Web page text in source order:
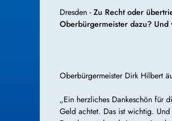
Dresden -Zu Recht oder
Oberbürgermeister dazu?
Oberbürgermeister Dirk Hilbert
„Ein herzliches Dankeschön für
Geld achtet. Das ist wichtig.